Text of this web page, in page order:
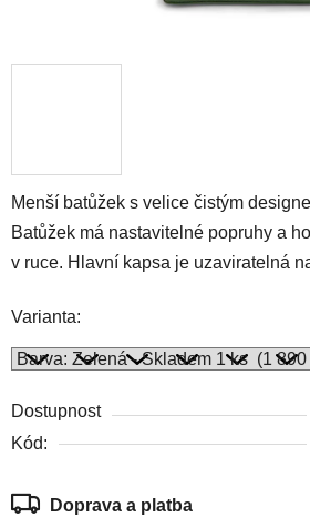
Menší batůžek s velice čistým
Batůžek má nastavitelné popruhy a
v ruce. Hlavní kapsa je uzaviratelná
Varianta:
Dostupnost
Kód:
Doprava a platba